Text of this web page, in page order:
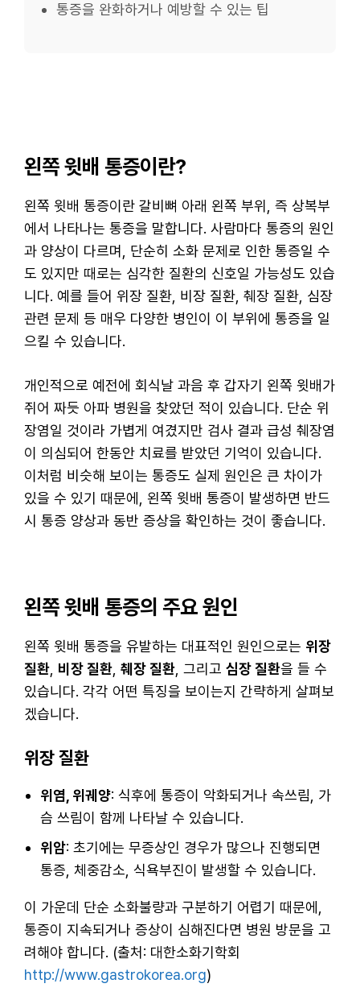
통증을 완화하거나 예방할 수 있는 팁
왼쪽 윗배 통증이란?
왼쪽 윗배 통증이란 갈비뼈 아래 왼쪽 부위, 즉 상복부
에서 나타나는 통증을 말합니다. 사람마다 통증의 원인
과 양상이 다르며, 단순히 소화 문제로 인한 통증일 수
도 있지만 때로는 심각한 질환의 신호일 가능성도 있습
니다. 예를 들어 위장 질환, 비장 질환, 췌장 질환, 심장
관련 문제 등 매우 다양한 병인이 이 부위에 통증을 일
으킬 수 있습니다.
개인적으로 예전에 회식날 과음 후 갑자기 왼쪽 윗배가
쥐어 짜듯 아파 병원을 찾았던 적이 있습니다. 단순 위
장염일 것이라 가볍게 여겼지만 검사 결과 급성 췌장염
이 의심되어 한동안 치료를 받았던 기억이 있습니다.
이처럼 비슷해 보이는 통증도 실제 원인은 큰 차이가
있을 수 있기 때문에, 왼쪽 윗배 통증이 발생하면 반드
시 통증 양상과 동반 증상을 확인하는 것이 좋습니다.
왼쪽 윗배 통증의 주요 원인
왼쪽 윗배 통증을 유발하는 대표적인 원인으로는 위장
질환, 비장 질환, 췌장 질환, 그리고 심장 질환을 들 수
있습니다. 각각 어떤 특징을 보이는지 간략하게 살펴보
겠습니다.
위장 질환
위염, 위궤양: 식후에 통증이 악화되거나 속쓰림, 가
슴 쓰림이 함께 나타날 수 있습니다.
위암: 초기에는 무증상인 경우가 많으나 진행되면
통증, 체중감소, 식욕부진이 발생할 수 있습니다.
이 가운데 단순 소화불량과 구분하기 어렵기 때문에,
통증이 지속되거나 증상이 심해진다면 병원 방문을 고
려해야 합니다. (출처: 대한소화기학회
http://www.gastrokorea.org)